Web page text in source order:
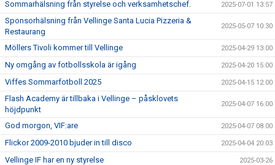
Sommarhälsning från styrelse och verksamhetschef. 2025-07-01 13:57
Sponsorhälsning från Vellinge Santa Lucia Pizzeria &
Restaurang
2025-05-07 10:30
Möllers Tivoli kommer till Vellinge 2025-04-29 13:00
Ny omgång av fotbollsskola är igång 2025-04-20 15:00
Viffes Sommarfotboll 2025 2025-04-15 12:00
Flash Academy är tillbaka i Vellinge – påsklovets
höjdpunkt
2025-04-07 16:00
God morgon, VIF:are 2025-04-07 08:00
Flickor 2009-2010 bjuder in till disco 2025-04-04 20:03
Vellinge IF har en ny styrelse 2025-03-26